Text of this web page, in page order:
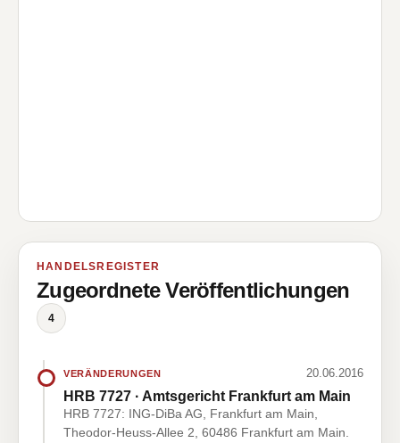
HANDELSREGISTER
Zugeordnete Veröffentlichungen
4
VERÄNDERUNGEN 20.06.2016
HRB 7727 · Amtsgericht Frankfurt am Main
HRB 7727: ING-DiBa AG, Frankfurt am Main,
Theodor-Heuss-Allee 2, 60486 Frankfurt am Main.